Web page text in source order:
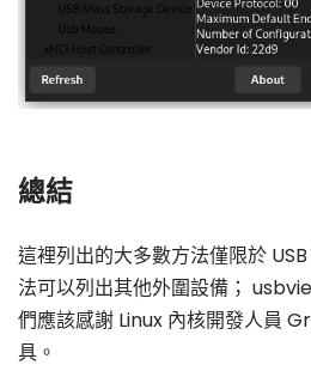
總結
這裡列出的大多數方法僅限於
法可以列出其他外圍設備；
們應該感謝 Linux 內核開發人員
具。